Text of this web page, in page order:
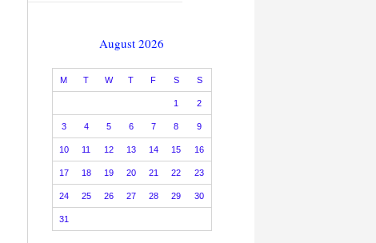
August 2026
M T W T F S S
1 2
3 4 5 6 7 8 9
10 11 12 13 14 15 16
17 18 19 20 21 22 23
24 25 26 27 28 29 30
31